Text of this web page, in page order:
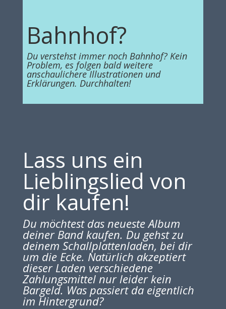
Bahnhof?
Du verstehst immer noch Bahnhof? Kein
Problem, es folgen bald weitere
anschaulichere Illustrationen und
Erklärungen. Durchhalten!
Lass uns ein
Lieblingslied von
dir kaufen!
Du möchtest das neueste Album
deiner Band kaufen. Du gehst zu
deinem Schallplattenladen, bei dir
um die Ecke. Natürlich akzeptiert
dieser Laden verschiedene
Zahlungsmittel nur leider kein
Bargeld. Was passiert da eigentlich
im Hintergrund?